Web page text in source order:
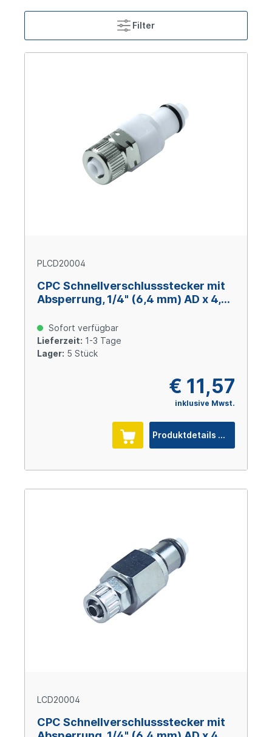
Filter
PLCD20004
CPC Schnellverschlussstecker mit
Absperrung, 1/4" (6,4 mm) AD x 4,3
Sofort verfügbar
Lieferzeit: 1-3 Tage
Lager: 5 Stück
€ 11,57
inklusive Mwst.
Produktdetails
LCD20004
CPC Schnellverschlussstecker mit